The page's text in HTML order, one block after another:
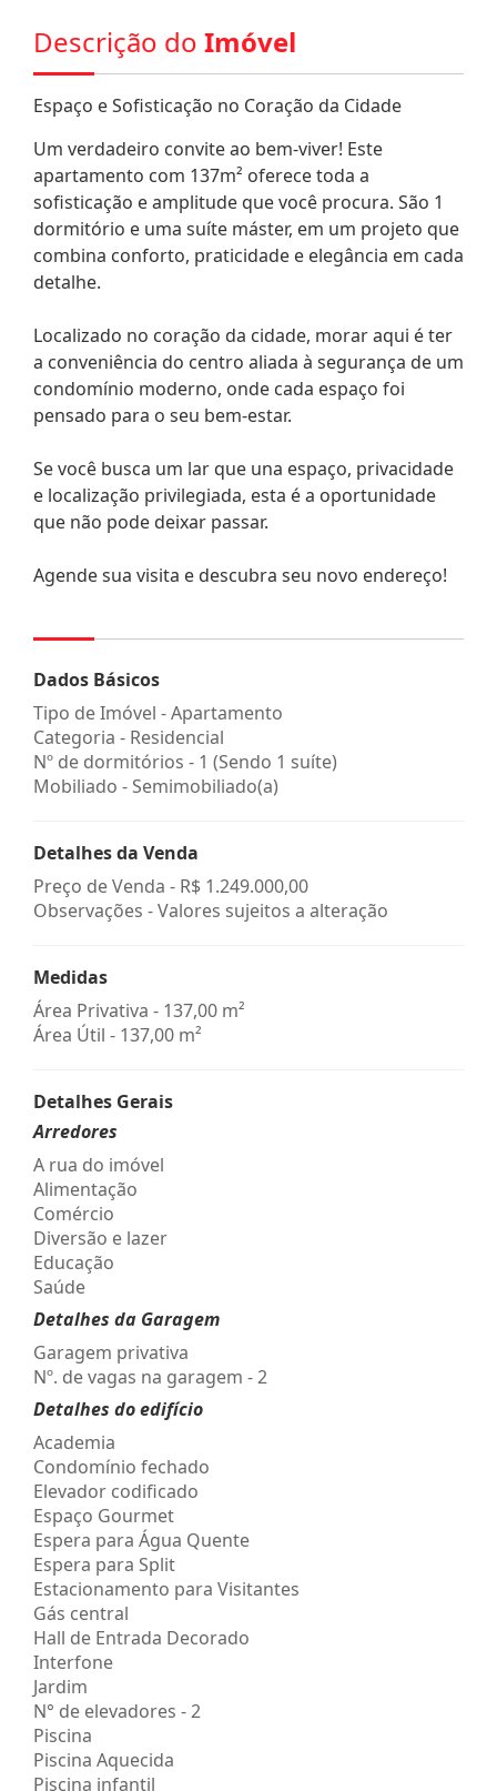
Descrição do Imóvel
Espaço e Sofisticação no Coração da Cidade
Um verdadeiro convite ao bem-viver! Este
apartamento com 137m² oferece toda a
sofisticação e amplitude que você procura. São 1
dormitório e uma suíte máster, em um projeto que
combina conforto, praticidade e elegância em cada
detalhe.
Localizado no coração da cidade, morar aqui é ter
a conveniência do centro aliada à segurança de um
condomínio moderno, onde cada espaço foi
pensado para o seu bem-estar.
Se você busca um lar que una espaço, privacidade
e localização privilegiada, esta é a oportunidade
que não pode deixar passar.
Agende sua visita e descubra seu novo endereço!
Dados Básicos
Tipo de Imóvel - Apartamento
Categoria - Residencial
Nº de dormitórios - 1 (Sendo 1 suíte)
Mobiliado - Semimobiliado(a)
Detalhes da Venda
Preço de Venda - R$ 1.249.000,00
Observações - Valores sujeitos a alteração
Medidas
Área Privativa - 137,00 m²
Área Útil - 137,00 m²
Detalhes Gerais
Arredores
A rua do imóvel
Alimentação
Comércio
Diversão e lazer
Educação
Saúde
Detalhes da Garagem
Garagem privativa
Nº. de vagas na garagem - 2
Detalhes do edifício
Academia
Condomínio fechado
Elevador codificado
Espaço Gourmet
Espera para Água Quente
Espera para Split
Estacionamento para Visitantes
Gás central
Hall de Entrada Decorado
Interfone
Jardim
N° de elevadores - 2
Piscina
Piscina Aquecida
Piscina infantil